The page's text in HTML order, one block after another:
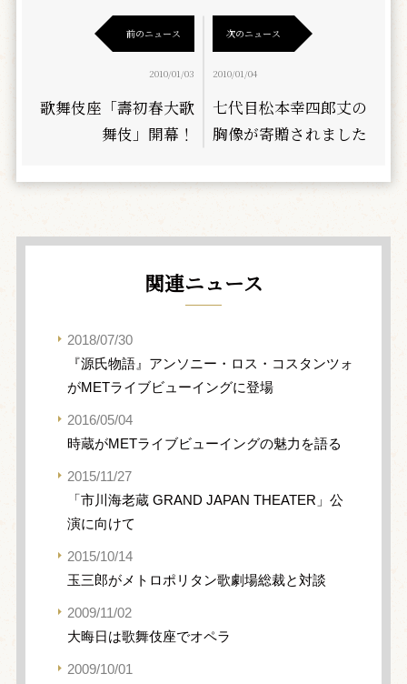
前のニュース
2010/01/03
歌舞伎座「壽初春大歌
舞伎」開幕！
次のニュース
2010/01/04
七代目松本幸四郎丈の
胸像が寄贈されました
関連ニュース
2018/07/30
『源氏物語』アンソニー・ロス・コスタンツォ
がMETライブビューイングに登場
2016/05/04
時蔵がMETライブビューイングの魅力を語る
2015/11/27
「市川海老蔵 GRAND JAPAN THEATER」公
演に向けて
2015/10/14
玉三郎がメトロポリタン歌劇場総裁と対談
2009/11/02
大晦日は歌舞伎座でオペラ
2009/10/01